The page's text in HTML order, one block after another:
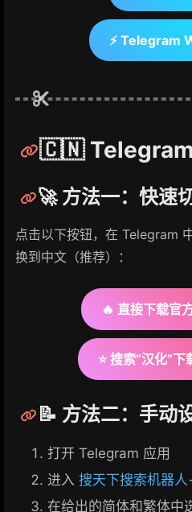
⚡ Telegram
🇨🇳 Telegram
🚀 方法一：快速
点击以下按钮，在 Telegram
换到中文（推荐）：
🔥 直接下载官
⭐ 搜索“汉化”
📝 方法二：手动
打开 Telegram 应用
进入 搜天下搜索机器人
在给出的简体和繁体